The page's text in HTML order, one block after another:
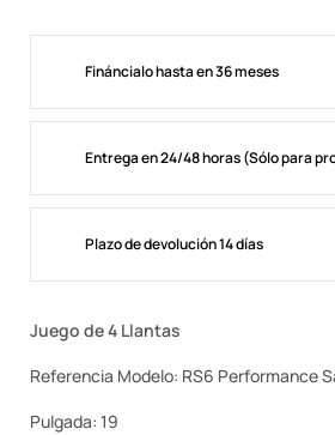
Fináncialo hasta en 36 meses
Entrega en 24/48 horas (Sólo para
Plazo de devolución 14 días
Juego de 4 Llantas
Referencia Modelo: RS6 Performance
Pulgada: 19